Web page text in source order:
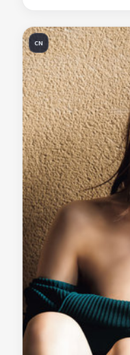
CN